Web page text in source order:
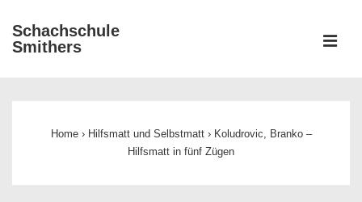
Zum
Inhalt
Schachschule
Smithers
Home › Hilfsmatt und Selbstmatt › Koludrovic, Branko –
Hilfsmatt in fünf Zügen